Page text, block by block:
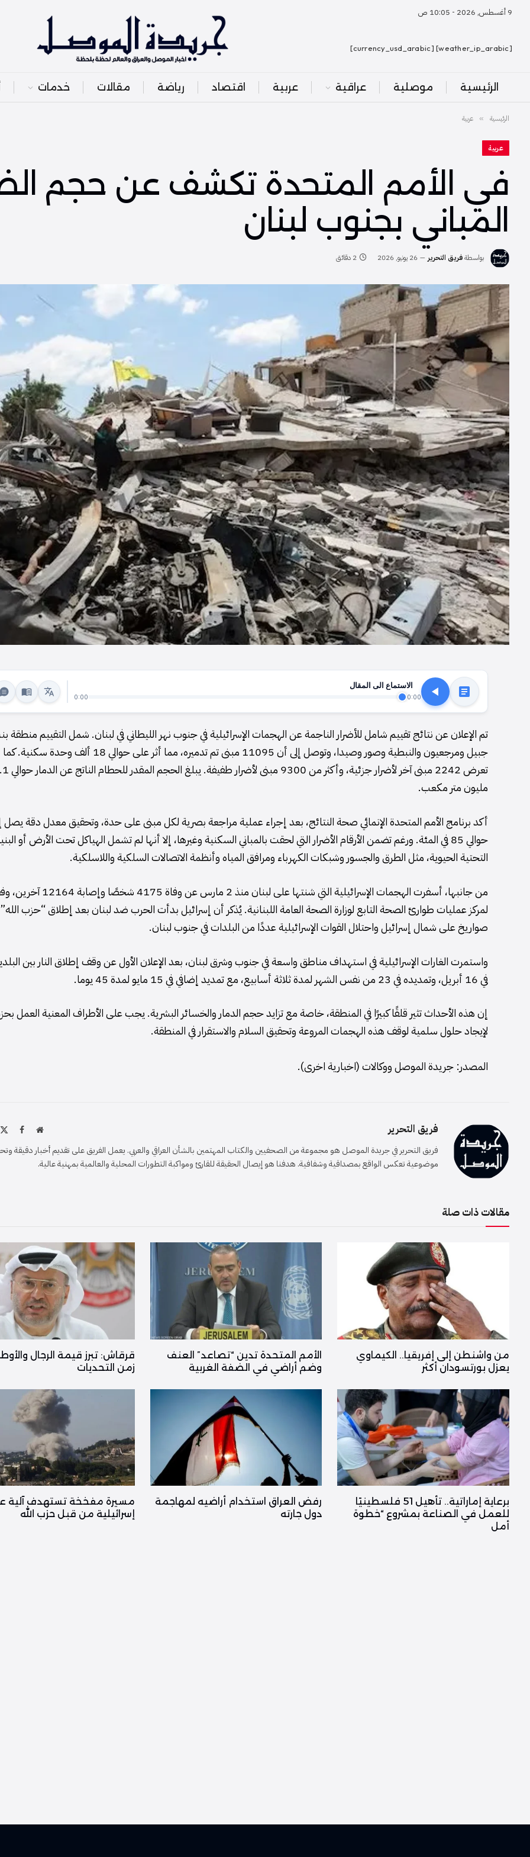
9 أغسطس, 2026 - 10:05 ص
[weather_ip_arabic] [currency_usd_arabic]
الرئيسية موصلية عراقية عربية اقتصاد رياضة مقالات خدمات
الرئيسية » عربية
عربية
في الأمم المتحدة تكشف عن حجم
المباني بجنوب لبنان
بواسطةفريق التحرير 26 يونيو, 2026 2 دقائق
الاستماع الى المقال
0:00
0:00
تم الإعلان عن نتائج تقييم شامل للأضرار الناجمة عن الهجمات الإسرائيلية في جنوب نهر الليطاني في لبنان. شمل التقييم منطقة
جبيل ومرجعيون والنبطية وصور وصيدا، وتوصل إلى أن 11095 مبنى تم تدميره، مما أثر على حوالي 18 ألف وحدة سكنية. كما
تعرض 2242 مبنى آخر لأضرار جزئية، وأكثر من
مليون متر مكعب.
أكد برنامج الأمم المتحدة الإنمائي صحة النتائج، بعد إجراء عملية مراجعة بصرية لكل مبنى على حدة، وتحقيق معدل دقة يصل
حوالي 85 في المئة. ورغم تضمن الأرقام الأضرار التي لحقت بالمباني السكنية وغيرها، إلا أنها لم تشمل الهياكل تحت الأرض أو
التحتية الحيوية، مثل الطرق والجسور وشبكات الكهرباء ومرافق المياه وأنظمة الاتصالات السلكية واللاسلكية.
من جانبها، أسفرت الهجمات الإسرائيلية التي شنتها على لبنان منذ 2 مارس عن وفاة 4175 شخصًا
لمركز عمليات طوارئ الصحة التابع لوزارة الصحة العامة اللبنانية. يُذكر أن إسرائيل بدأت الحرب ضد لبنان بعد إطلاق “حزب الله”
صواريخ على شمال إسرائيل واحتلال القوات الإسرائيلية عددًا من البلدات في جنوب لبنان.
واستمرت الغارات الإسرائيلية في استهداف مناطق واسعة في جنوب وشرق لبنان، بعد الإعلان الأول عن وقف إطلاق النار بين
في 16 أبريل، وتمديده في 23 من نفس الشهر لمدة ثلاثة أسابيع، مع تمديد إضافي في 15 مايو لمدة 45 يوما.
إن هذه الأحداث تثير قلقًا كبيرًا في المنطقة، خاصة مع تزايد حجم الدمار والخسائر البشرية. يجب على الأطراف المعنية العمل
لإيجاد حلول سلمية لوقف هذه الهجمات المروعة وتحقيق السلام والاستقرار في المنطقة.
المصدر: جريدة الموصل ووكالات (اخبارية اخرى).
فريق التحرير
موقع
فريق التحرير في جريدة الموصل هو مجموعة من الصحفيين والكتاب المهتمين بالشأن العراقي والعربي. يعمل الفريق على تقديم أخبار دقيقة
موضوعية تعكس الواقع بمصداقية وشفافية. هدفنا هو إيصال الحقيقة للقارئ ومواكبة التطورات المحلية والعالمية بمهنية عالية.
مقالات ذات صلة
من واشنطن إلى إفريقيا.. الكيماوي
يعزل بورتسودان أكثر
الأمم المتحدة تدين “تصاعد” العنف
وضم أراضي في الضفة الغربية
قرقاش: تبرز قيمة الرجال
زمن التحديات
برعاية إماراتية.. تأهيل 51 فلسطينيًا
للعمل في الصناعة بمشروع “خطوة
أمل
رفض العراق استخدام أراضيه لمهاجمة
دول جارته
مسيرة مفخخة تستهدف آلية
إسرائيلية من قبل حزب الله